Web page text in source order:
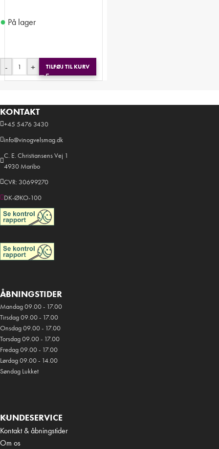
● På lager
- + TILFØJ TIL KURV
KONTAKT
+45 5476 3430
info@vinogvelsmag.dk
C. E. Christiansens Vej 1
4930 Maribo
CVR: 30699270
DK-ØKO-100
ÅBNINGSTIDER
Mandag 09.00 - 17.00
Tirsdag 09.00 - 17.00
Onsdag 09.00 - 17.00
Torsdag 09.00 - 17.00
Fredag 09.00 - 17.00
Lørdag 09.00 - 14.00
Søndag Lukket
KUNDESERVICE
Kontakt & åbningstider
Om os